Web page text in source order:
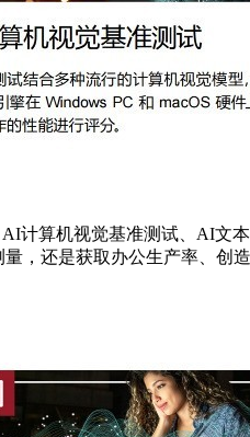
计算机视觉基准测试、AI文
，还是获取办公生产率、创